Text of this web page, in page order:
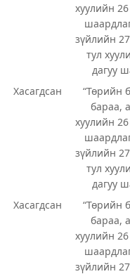
хуулийн
зүйлийн
тул
дагуу
Хасагдсан
“Төрийн
бараа,
хуулийн
зүйлийн
тул
дагуу
Хасагдсан
“Төрийн
бараа,
хуулийн
зүйлийн